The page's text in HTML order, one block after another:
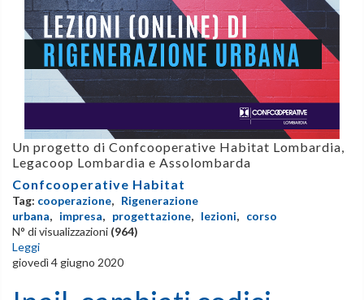
Un progetto di Confcooperative Habitat Lombardia,
Legacoop Lombardia e Assolombarda
Confcooperative Habitat
Tag: cooperazione, Rigenerazione
urbana, impresa, progettazione, lezioni, corso
N° di visualizzazioni (964)
Leggi
giovedì 4 giugno 2020